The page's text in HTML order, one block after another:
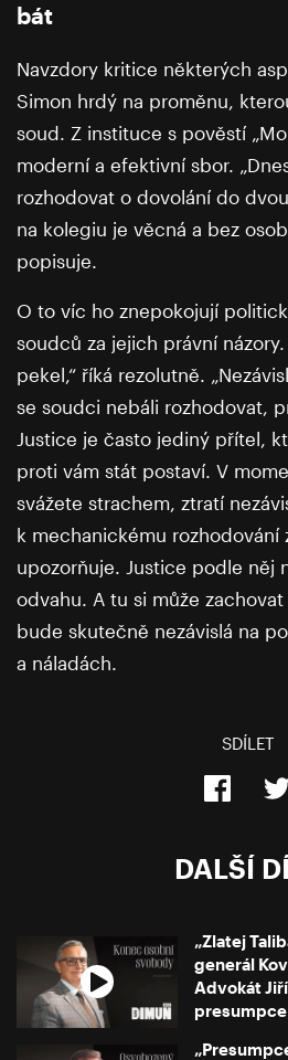
bát
Navzdory kritice některých
Simon hrdý na proměnu,
soud. Z instituce s pověstí
moderní a efektivní sbor.
rozhodovat o dovolání do
na kolegiu je věcná a bez
popisuje.
O to víc ho znepokojují
soudců za jejich právní
pekel,“ říká rezolutně.
se soudci nebáli rozhodovat,
Justice je často jediný přítel,
proti vám stát postaví. V
svážete strachem, ztratí
k mechanickému rozhodování
upozorňuje. Justice podle něj
odvahu. A tu si může
bude skutečně nezávislá na
a náladách.
SDÍLET
DALŠÍ
„Zlatej
generál
Advokát